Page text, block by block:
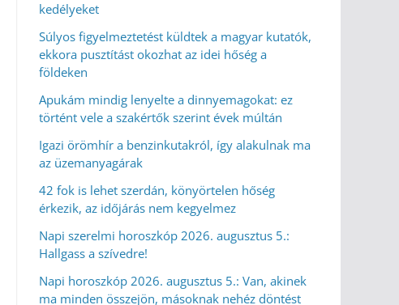
kedélyeket
Súlyos figyelmeztetést küldtek a magyar kutatók,
ekkora pusztítást okozhat az idei hőség a
földeken
Apukám mindig lenyelte a dinnyemagokat: ez
történt vele a szakértők szerint évek múltán
Igazi örömhír a benzinkutakról, így alakulnak ma
az üzemanyagárak
42 fok is lehet szerdán, könyörtelen hőség
érkezik, az időjárás nem kegyelmez
Napi szerelmi horoszkóp 2026. augusztus 5.:
Hallgass a szívedre!
Napi horoszkóp 2026. augusztus 5.: Van, akinek
ma minden összejön, másoknak nehéz döntést